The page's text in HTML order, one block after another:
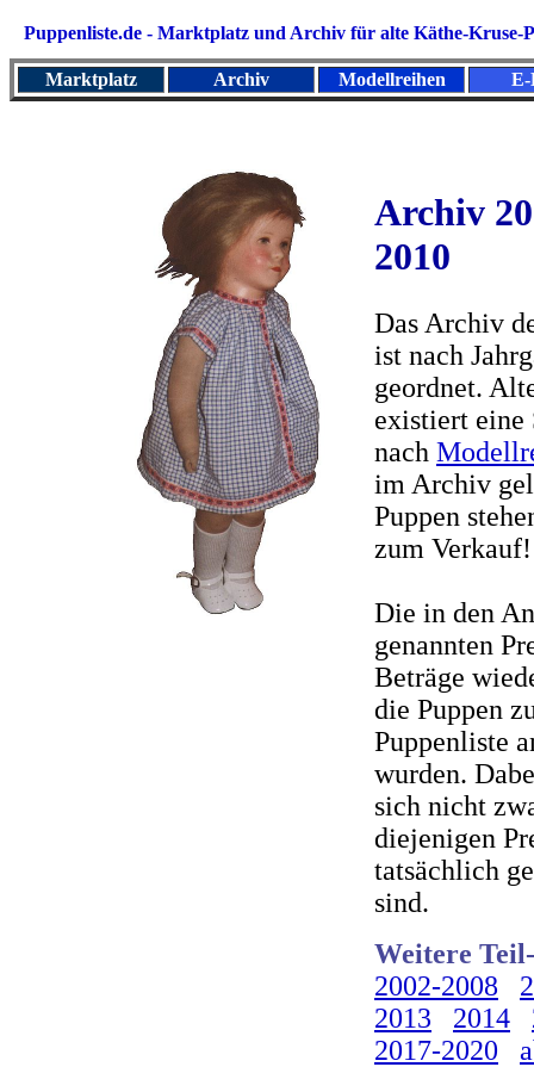
Puppenliste.de - Marktplatz und Archiv für alte Käthe-Kruse-
Marktplatz Archiv Modellreihen
Archiv
2010
Das Archiv
ist nach
geordnet.
existiert eine
nach
im Archiv
Puppen
zum Verkauf!
Die in den
genannten
Beträge
die Puppen
Puppenliste
wurden.
sich nicht
diejenigen
tatsächlich
sind.
Weitere
2002-2008
2013
2014
2017-2020